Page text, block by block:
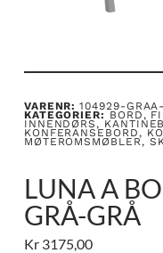
VARENR:104929-
KATEGORIER: BORD,
INNENDØRS,
KONFERANSEBORD,
MØTEROMSMØBLER,
LUNA A
GRÅ-GRÅ
Kr3175,00